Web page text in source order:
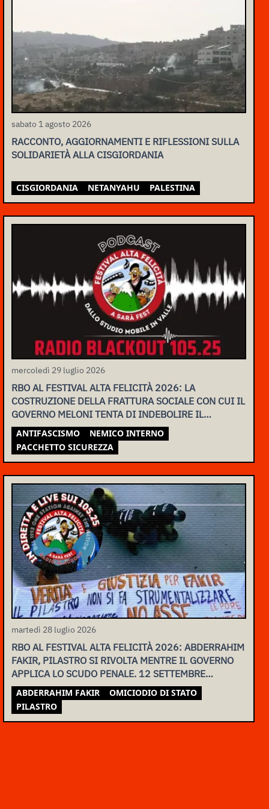
sabato 1 agosto 2026
RACCONTO, AGGIORNAMENTI E RIFLESSIONI SULLA
SOLIDARIETÀ ALLA CISGIORDANIA
CISGIORDANIA NETANYAHU PALESTINA
mercoledì 29 luglio 2026
RBO AL FESTIVAL ALTA FELICITÀ 2026: LA
COSTRUZIONE DELLA FRATTURA SOCIALE CON CUI IL
GOVERNO MELONI TENTA DI INDEBOLIRE IL
MOVIMENTO
ANTIFASCISMO
NEMICO INTERNO
PACCHETTO SICUREZZA
martedì 28 luglio 2026
RBO AL FESTIVAL ALTA FELICITÀ 2026: ABDERRAHIM
FAKIR, PILASTRO SI RIVOLTA MENTRE IL GOVERNO
APPLICA LO SCUDO PENALE. 12 SETTEMBRE
ASSEMBLEA NAZIONALE
ABDERRAHIM FAKIR
OMICIODIO DI STATO
PILASTRO